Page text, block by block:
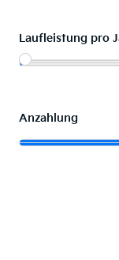
Laufleistung pro
Anzahlung